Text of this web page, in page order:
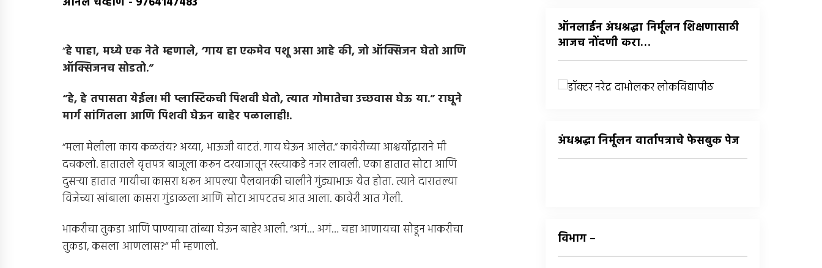
“हे पाहा, मध्ये एक नेते म्हणाले, ‘गाय हा एकमेव पशू असा आहे की,जो ऑक्सिजन घेतो आणि
ऑक्सिजनच सोडतो.”
“हे,हे तपासता येईल!मी प्लास्टिकची पिशवी घेतो,त्यात गोमातेचा उच्छवास घेऊ या.”राघूने
मार्ग सांगितला आणि पिशवी घेऊन बाहेर पळालाही!.
“मला मेलीला काय कळतंय? अय्या, भाऊजी वाटतं. गाय घेऊन आलेत.” कावेरीच्या आश्चर्योद्गाराने मी
दचकलो. हातातले वृत्तपत्र बाजूला करून दरवाजातून रस्त्याकडे नजर लावली. एका हातात सोटा आणि
दुसर्‍या हातात गायीचा कासरा धरून आपल्या पैलवानकी चालीने गुंड्याभाऊ येत होता. त्याने दारातल्या
विजेच्या खांबाला कासरा गुंडाळला आणि सोटा आपटतच आत आला. कावेरी आत गेली.
भाकरीचा तुकडा आणि पाण्याचा तांब्या घेऊन बाहेर आली. “अगं… अगं… चहा आणायचा सोडून भाकरीचा
तुकडा, कसला आणलास?” मी म्हणालो.
ऑनलाईन अंधश्रद्धा निर्मूलन शिक्षणासाठी
आजच नोंदणी करा…
अंधश्रद्धा निर्मूलन वार्तापत्राचे फेसबुक पेज
विभाग –